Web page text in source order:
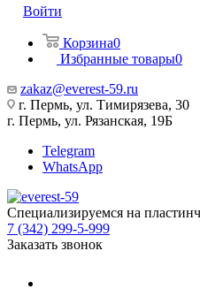
Войти
Корзина0
Избранные товары0
zakaz@everest-59.ru
г. Пермь, ул. Тимирязева, 30
г. Пермь, ул. Рязанская, 19Б
Telegram
WhatsApp
Специализируемся на
7 (342) 299-5-999
Заказать звонок